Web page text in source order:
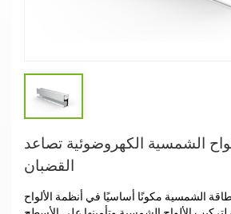
الشمسية الكهروضوئية تصاعد
القضبان
الشمسية مكونًا أساسيًا في أنظمة الألواح